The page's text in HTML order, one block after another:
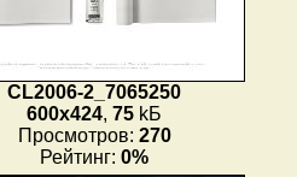
CL2006-2_7065250
600x424, 75 kБ
Просмотров: 270
Рейтинг: 0%